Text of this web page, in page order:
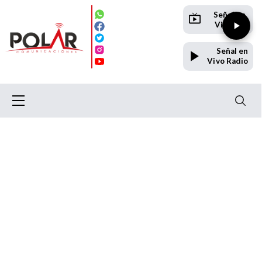
Señal en
Vivo TV
Señal en
Vivo Radio